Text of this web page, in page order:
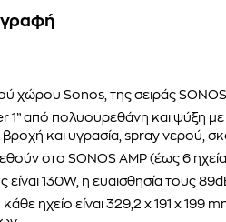
χώρου Sonos , της σειράς
1” από πολυουρεθάνη και ψύξη
και υγρασία, spray νερού,
στο SONOS AMP (έως 6
είναι 130W, η ευαισθησία τους
κάθε ηχείο είναι 329,2 x 191 x